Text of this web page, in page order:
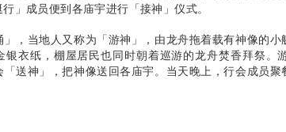
」成员便到各庙宇进行「接神」仪式。
」，当地人又称为「游神」，由龙舟拖着载有神像的
银衣纸，棚屋居民也同时朝着巡游的龙舟焚香拜祭。
「送神」，把神像送回各庙宇。当天晚上，行会成员